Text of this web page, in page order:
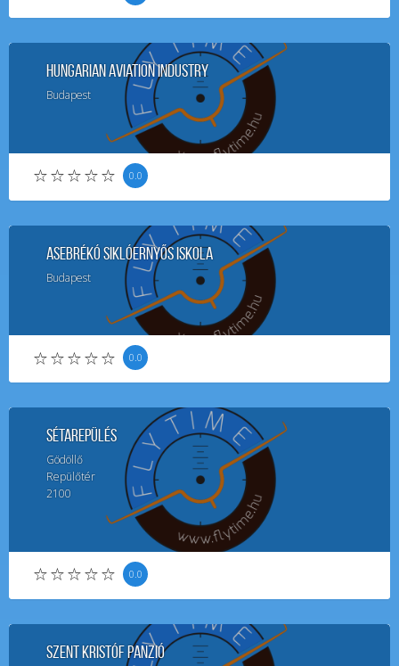
Hungarian Aviation Industry
Budapest
0.0
AseBrékó Siklóernyős Iskola
Budapest
0.0
Sétarepülés
Gödöllő
Repülőtér
2100
0.0
SZENT KRISTÓF PANZIÓ